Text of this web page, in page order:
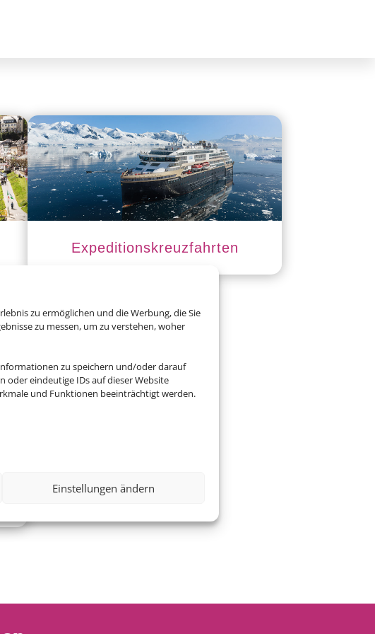
zu ermöglichen und die Werbung, die Sie
zu messen, um zu verstehen, woher
zu speichern und/oder darauf
oder eindeutige IDs auf dieser Website
und Funktionen beeinträchtigt werden.
Einstellungen ändern
Expeditionskreuzfahrten